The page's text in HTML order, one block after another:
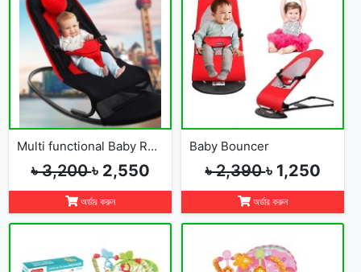
Multi functional Baby Rocking Chair with Adjustable Angle and Safety Belt
৳ 3,200৳ 2,550
অর্ডার করুন
Baby Bouncer
৳ 2,390৳ 1,250
অর্ডার করুন